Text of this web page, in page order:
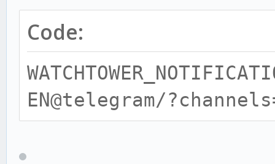
Code:
EN@telegram/